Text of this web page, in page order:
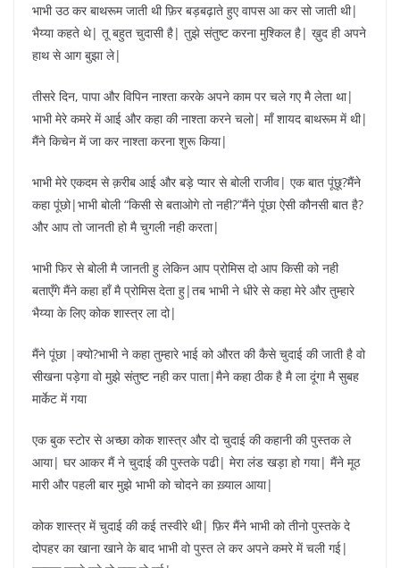
भाभी उठ कर बाथरूम जाती थी फ़िर बड़बढ़ाते हुए वापस आ कर सो जाती थी|
भैय्या कहते थे| तू बहुत चुदासी है| तुझे संतुष्ट करना मुश्किल है| ख़ुद ही अपने
हाथ से आग बुझा ले|
तीसरे दिन, पापा और विपिन नाश्ता करके अपने काम पर चले गए मै लेता था|
भाभी मेरे कमरे में आई और कहा की नाश्ता करने चलो| माँ शायद बाथरूम में थी|
मैंने किचेन में जा कर नाश्ता करना शुरू किया|
भाभी मेरे एकदम से क़रीब आई और बड़े प्यार से बोली राजीव| एक बात पूंछू?मैंने
कहा पूंछो|भाभी बोली “किसी से बताओगे तो नही?”मैंने पूंछा ऐसी कौनसी बात है?
और आप तो जानती हो मै चुगली नही करता|
भाभी फिर से बोली मै जानती हु लेकिन आप प्रोमिस दो आप किसी को नही
बताएँगे मैंने कहा हाँ मै प्रोमिस देता हु|तब भाभी ने धीरे से कहा मेरे और तुम्हारे
भैय्या के लिए कोक शास्त्र ला दो|
मैंने पूंछा |क्यो?भाभी ने कहा तुम्हारे भाई को औरत की कैसे चुदाई की जाती है वो
सीखना पड़ेगा वो मुझे संतुष्ट नही कर पाता|मैने कहा ठीक है मै ला दूंगा मै सुबह
मार्केट में गया
एक बुक स्टोर से अच्छा कोक शास्त्र और दो चुदाई की कहानी की पुस्तक ले
आया| घर आकर मैं ने चुदाई की पुस्तके पढी| मेरा लंड खड़ा हो गया| मैंने मूठ
मारी और पहली बार मुझे भाभी को चोदने का ख़्याल आया|
कोक शास्त्र में चुदाई की कई तस्वीरे थी| फ़िर मैंने भाभी को तीनो पुस्तके दे
दोपहर का खाना खाने के बाद भाभी वो पुस्त ले कर अपने कमरे में चली गई|